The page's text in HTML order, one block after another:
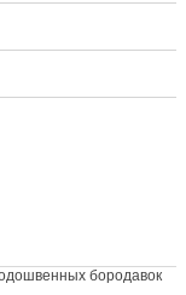
бородавок